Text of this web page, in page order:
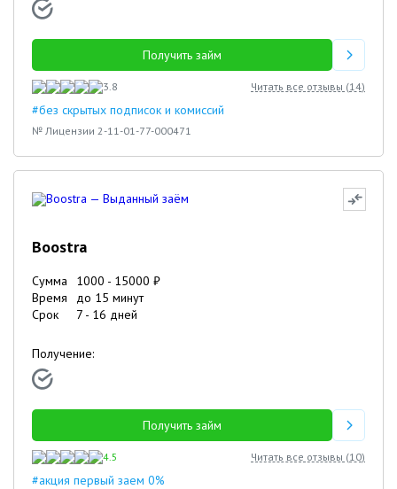
Получить займ
3.8 Читать все отзывы (14)
#без скрытых подписок и комиссий
№ Лицензии 2-11-01-77-000471
Boostra
Сумма 1000 - 15000 ₽
Время
до 15 минут
Срок
7 - 16 дней
Получение:
Получить займ
4.5 Читать все отзывы (10)
#акция первый заем 0%